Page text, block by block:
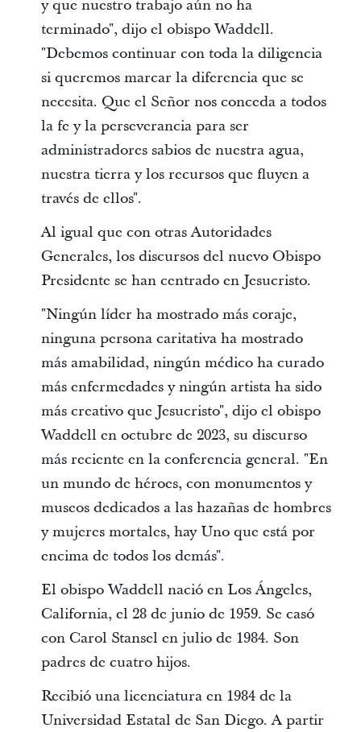
y que nuestro trabajo aún no ha
terminado", dijo el obispo Waddell.
"Debemos continuar con toda la diligencia
si queremos marcar la diferencia que se
necesita. Que el Señor nos conceda a todos
la fe y la perseverancia para ser
administradores sabios de nuestra agua,
nuestra tierra y los recursos que fluyen a
través de ellos".
Al igual que con otras Autoridades
Generales, los discursos del nuevo Obispo
Presidente se han centrado en Jesucristo.
"Ningún líder ha mostrado más coraje,
ninguna persona caritativa ha mostrado
más amabilidad, ningún médico ha curado
más enfermedades y ningún artista ha sido
más creativo que Jesucristo", dijo el obispo
Waddell en octubre de 2023, su discurso
más reciente en la conferencia general. "En
un mundo de héroes, con monumentos y
museos dedicados a las hazañas de hombres
y mujeres mortales, hay Uno que está por
encima de todos los demás".
El obispo Waddell nació en Los Ángeles,
California, el 28 de junio de 1959. Se casó
con Carol Stansel en julio de 1984. Son
padres de cuatro hijos.
Recibió una licenciatura en 1984 de la
Universidad Estatal de San Diego. A partir